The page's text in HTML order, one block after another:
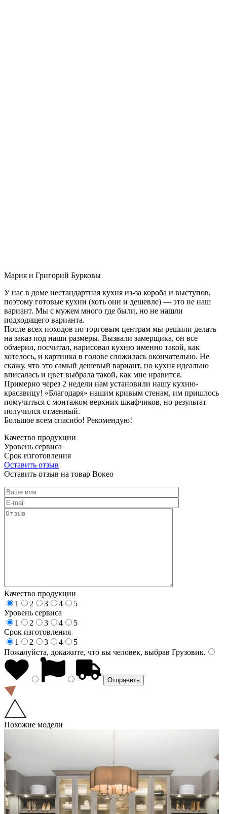
Мария и Григорий Бурковы
У нас в доме нестандартная кухня из-за короба и выступов,
поэтому готовые кухни (хоть они и дешевле) — это не наш
вариант. Мы с мужем много где были, но не нашли
подходящего варианта.
После всех походов по торговым центрам мы решили делать
на заказ под наши размеры. Вызвали замерщика, он все
обмерил, посчитал, нарисовал кухню именно такой, как
хотелось, и картинка в голове сложилась окончательно. Не
скажу, что это самый дешевый вариант, но кухня идеально
вписалась и цвет выбрала такой, как мне нравится.
Примерно через 2 недели нам установили нашу кухню-
красавицу! «Благодаря» нашим кривым стенам, им пришлось
помучиться с монтажом верхних шкафчиков, но результат
получился отменный.
Большое всем спасибо! Рекомендую!
Качество продукции
Уровень сервиса
Срок изготовления
Оставить отзыв
Оставить отзыв на товар Вокео
Качество продукции
1
2 3 4
5
Уровень сервиса
1
2 3 4
5
Срок изготовления
1
2 3 4
5
Пожалуйста, докажите, что вы человек, выбрав Грузовик.
Похожие модели